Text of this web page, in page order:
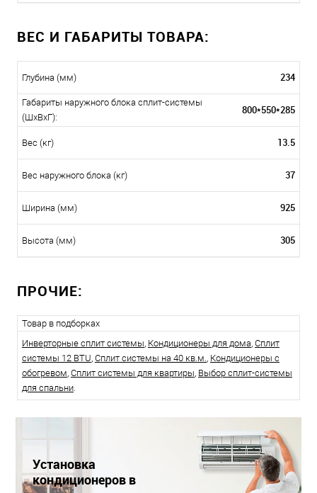
ВЕС И ГАБАРИТЫ ТОВАРА:
Глубина (мм) 234
Габариты наружного блока сплит-системы
(ШxВxГ):
800*550*285
Вес (кг) 13.5
Вес наружного блока (кг) 37
Ширина (мм) 925
Высота (мм) 305
ПРОЧИЕ:
Товар в подборках
Инверторные сплит системы, Кондиционеры для дома, Сплит
системы 12 BTU, Сплит системы на 40 кв.м., Кондиционеры с
обогревом, Сплит системы для квартиры, Выбор сплит-системы
для спальни.
Установка
кондиционеров в